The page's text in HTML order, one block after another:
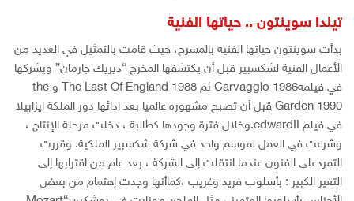
تيلدا سوينتون .. حياتها الفنية
بدأت سوينتون حياتها الفنيه بالمسرح، حيث قامت بالتمثيل في العديد من
الأعمال الفنية لشكسبير قبل أن يكتشفها المخرج “ديريك جارمان” ويشركها
في فيلمهCarvaggio 1986 ثم The Last Of England 1988 و the
Garden 1990 قبل أن تصبح مشهوره عالميا بعد ادائها دور الملكة ايزابيلا
في فيلم edwardII.وخلال فترة وجودها كطالبة ، دخلت مرحلة الإنتاج ،
وشرعت في العمل لموسم واحد في شركة شكسبير الملكية. وقررت
التمردعلى الفنون عندما انتقلت إلى الشركة ، بعد عام من اقترابها إلى
التغير الكبير : بأسلوب فريد وغريب ،كماأنها وجدت إهتمام من بعض